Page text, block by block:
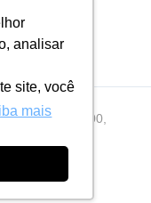
analisar
site, você
mais
Rossi, 400,